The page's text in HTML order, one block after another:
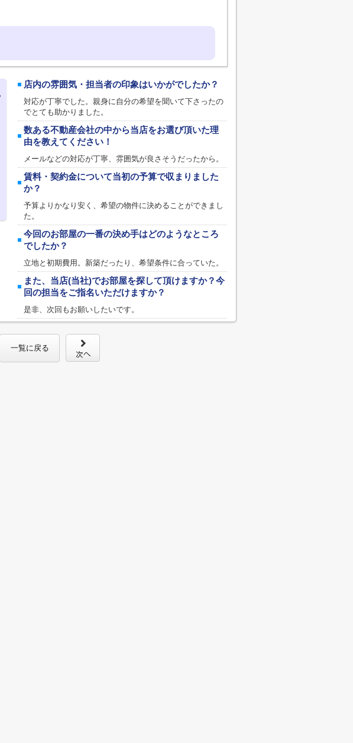
店内の雰囲気・担当者の印象はいかがでしたか？
対応が丁寧でした。親身に自分の希望を聞いて下さったの
でとても助かりました。
数ある不動産会社の中から当店をお選び頂いた理
由を教えてください！
メールなどの対応が丁寧、雰囲気が良さそうだったから。
賃料・契約金について当初の予算で収まりました
か？
予算よりかなり安く、希望の物件に決めることができまし
た。
今回のお部屋の一番の決め手はどのようなところ
でしたか？
立地と初期費用。新築だったり、希望条件に合っていた。
また、当店(当社)でお部屋を探して頂けますか？今
回の担当をご指名いただけますか？
是非、次回もお願いしたいです。
一覧に戻る